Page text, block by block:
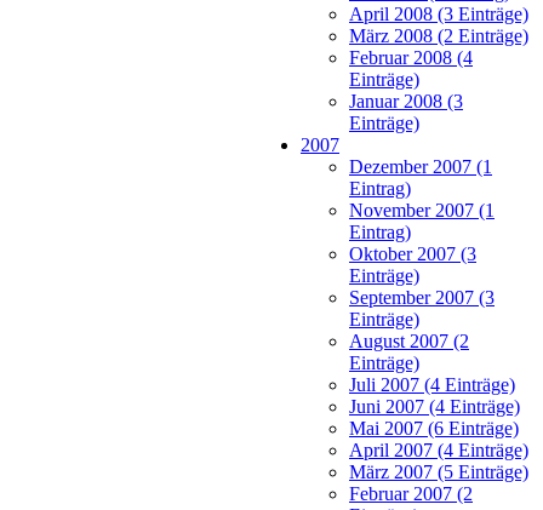
April 2008 (3 Einträge)
März 2008 (2 Einträge)
Februar 2008 (4
Einträge)
Januar 2008 (3
Einträge)
2007
Dezember 2007 (1
Eintrag)
November 2007 (1
Eintrag)
Oktober 2007 (3
Einträge)
September 2007 (3
Einträge)
August 2007 (2
Einträge)
Juli 2007 (4 Einträge)
Juni 2007 (4 Einträge)
Mai 2007 (6 Einträge)
April 2007 (4 Einträge)
März 2007 (5 Einträge)
Februar 2007 (2